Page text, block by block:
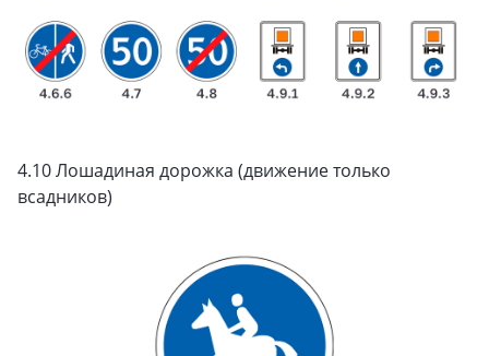
4.10 Лошадиная дорожка (движение только
всадников)